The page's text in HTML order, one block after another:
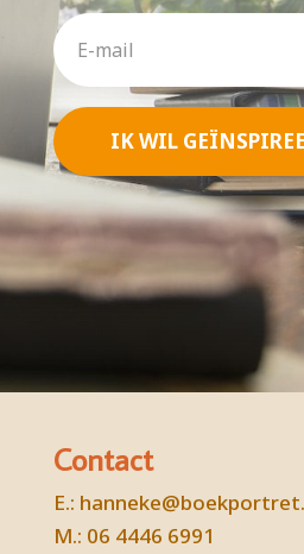
IK WIL
Contact
E.:
M.: 06 4446 6991